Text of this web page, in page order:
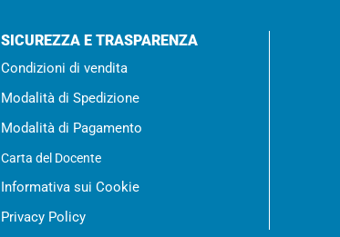
SICUREZZA E TRASPARENZA
Condizioni di vendita
Modalità di Spedizione
Modalità di Pagamento
Carta del Docente
Informativa sui Cookie
Privacy Policy